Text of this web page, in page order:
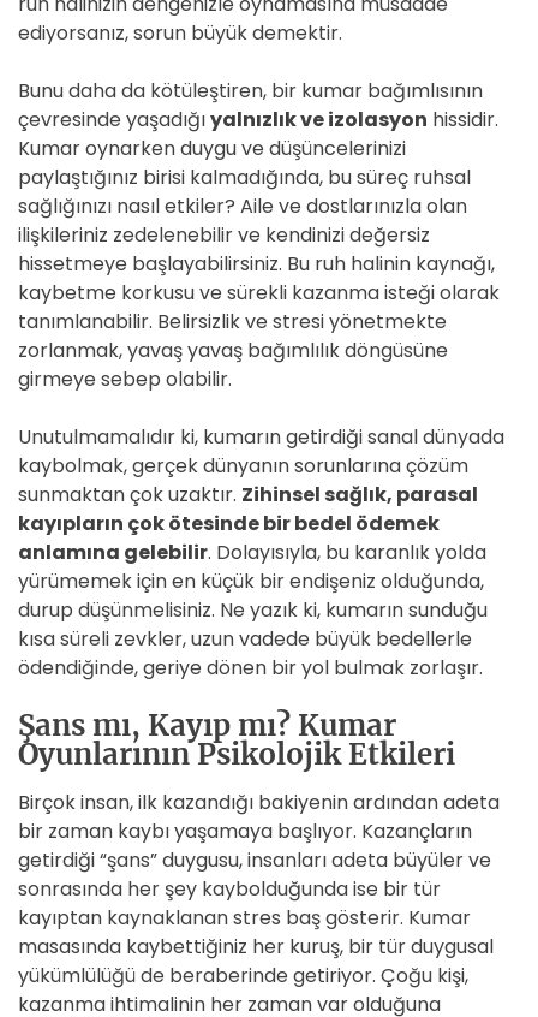
ediyorsanız, sorun büyük demektir.
Bunu daha da kötüleştiren, bir kumar bağımlısının
çevresinde yaşadığıyalnızlık ve izolasyon hissidir.
Kumar oynarken duygu ve düşüncelerinizi
paylaştığınız birisi kalmadığında, bu süreç ruhsal
sağlığınızı nasıl etkiler? Aile ve dostlarınızla olan
ilişkileriniz zedelenebilir ve kendinizi değersiz
hissetmeye başlayabilirsiniz. Bu ruh halinin kaynağı,
kaybetme korkusu ve sürekli kazanma isteği olarak
tanımlanabilir. Belirsizlik ve stresi yönetmekte
zorlanmak, yavaş yavaş bağımlılık döngüsüne
girmeye sebep olabilir.
Unutulmamalıdır ki, kumarın getirdiği sanal dünyada
kaybolmak, gerçek dünyanın sorunlarına çözüm
sunmaktan çok uzaktır. Zihinsel sağlık, parasal
kayıpların çok ötesinde bir bedel ödemek
anlamına gelebilir. Dolayısıyla, bu karanlık yolda
yürümemek için en küçük bir endişeniz olduğunda,
durup düşünmelisiniz. Ne yazık ki, kumarın sunduğu
kısa süreli zevkler, uzun vadede büyük bedellerle
ödendiğinde, geriye dönen bir yol bulmak zorlaşır.
Şans mı, Kayıp mı? Kumar
Oyunlarının Psikolojik Etkileri
Birçok insan, ilk kazandığı bakiyenin ardından adeta
bir zaman kaybı yaşamaya başlıyor. Kazançların
getirdiği “şans” duygusu, insanları adeta büyüler ve
sonrasında her şey kaybolduğunda ise bir tür
kayıptan kaynaklanan stres baş gösterir. Kumar
masasında kaybettiğiniz her kuruş, bir tür duygusal
yükümlülüğü de beraberinde getiriyor. Çoğu kişi,
kazanma ihtimalinin her zaman var olduğuna